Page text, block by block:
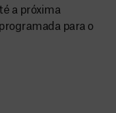
a próxima
para o